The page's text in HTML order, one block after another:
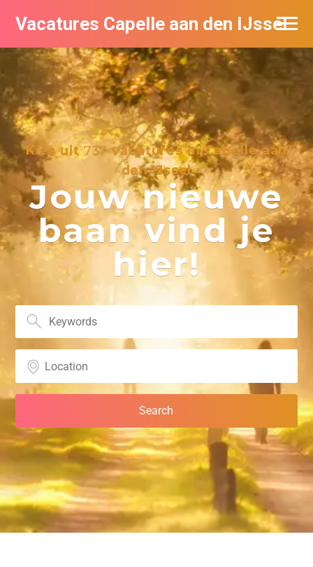
Vacatures Capelle aan den IJssel
Kies uit737vacatures in Capelle aan
den IJssel
Jouw nieuwe
baan vind je
hier!